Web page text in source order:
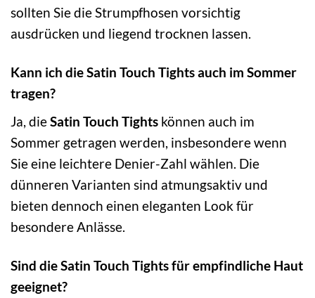
sollten Sie die Strumpfhosen vorsichtig
ausdrücken und liegend trocknen lassen.
Kann ich die Satin Touch Tights auch im Sommer
tragen?
Ja, dieSatin Touch Tights können auch im
Sommer getragen werden, insbesondere wenn
Sie eine leichtere Denier-Zahl wählen. Die
dünneren Varianten sind atmungsaktiv und
bieten dennoch einen eleganten Look für
besondere Anlässe.
Sind die Satin Touch Tights für empfindliche Haut
geeignet?